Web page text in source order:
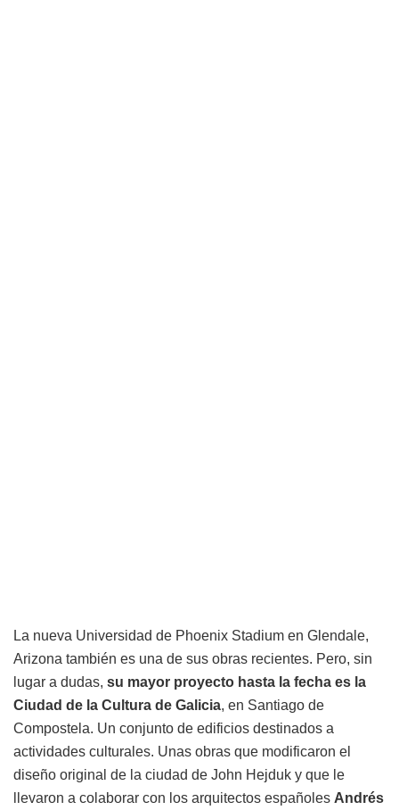
La nueva Universidad de Phoenix Stadium en Glendale,
Arizona también es una de sus obras recientes. Pero, sin
lugar a dudas, su mayor proyecto hasta la fecha es la
Ciudad de la Cultura de Galicia, en Santiago de
Compostela. Un conjunto de edificios destinados a
actividades culturales. Unas obras que modificaron el
diseño original de la ciudad de John Hejduk y que le
llevaron a colaborar con los arquitectos españoles Andrés